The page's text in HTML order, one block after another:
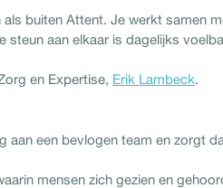
buiten Attent. Je werkt samen
aan elkaar is dagelijks
en Expertise, Erik Lambeck.
aan een bevlogen team en zorgt
mensen zich gezien en